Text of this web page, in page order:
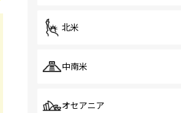
北米
中南米
オセアニア